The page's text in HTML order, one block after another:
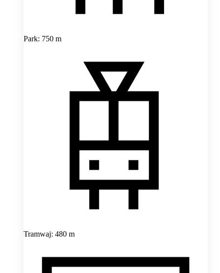
Park: 750 m
Tramwaj: 480 m